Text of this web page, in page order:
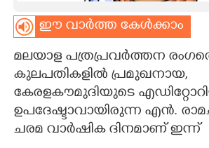
ASTRO
CARTOONS
LITERATURE
ഈ വാർത്ത കേൾക്കാം
മലയാള പത്രപ്രവർത്തന
കുലപതികളിൽ പ്രമുഖനായ,
കേരളകൗമുദിയുടെ
ഉപദേഷ്ടാവായിരുന്ന എൻ.
ചരമ വാർഷിക ദിനമാണ് ഇന്ന്